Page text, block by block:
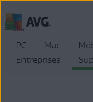
PC Mac
Entreprises